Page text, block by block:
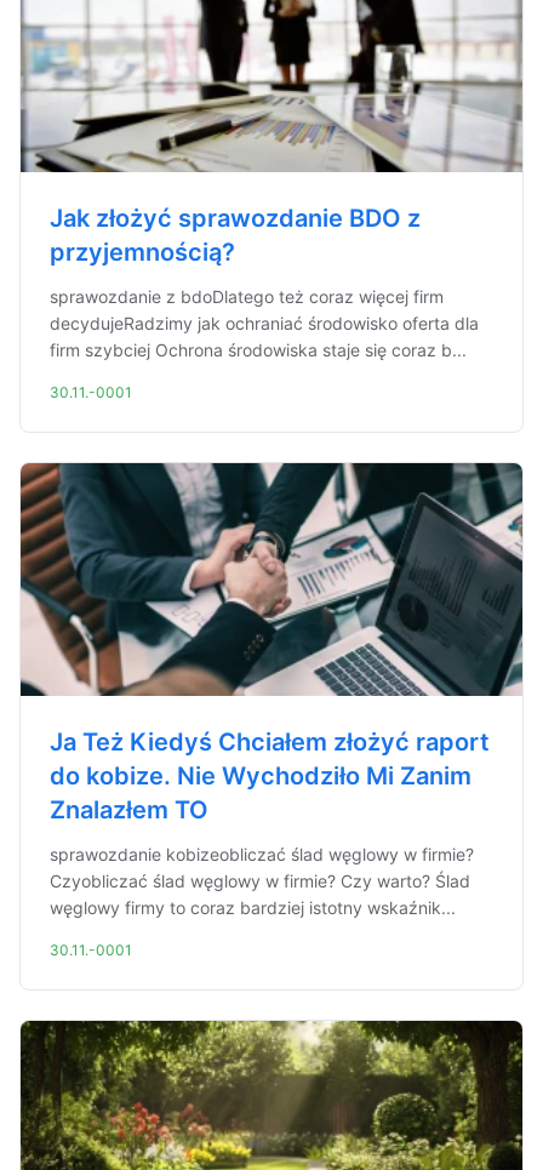
Jak złożyć sprawozdanie BDO z
przyjemnością?
sprawozdanie z bdoDlatego też coraz więcej firm
decydujeRadzimy jak ochraniać środowisko oferta dla
firm szybciej Ochrona środowiska staje się coraz b...
30.11.-0001
Ja Też Kiedyś Chciałem złożyć raport
do kobize. Nie Wychodziło Mi Zanim
Znalazłem TO
sprawozdanie kobizeobliczać ślad węglowy w firmie?
Czyobliczać ślad węglowy w firmie? Czy warto? Ślad
węglowy firmy to coraz bardziej istotny wskaźnik...
30.11.-0001